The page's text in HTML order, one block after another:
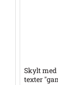
Skylt
texter